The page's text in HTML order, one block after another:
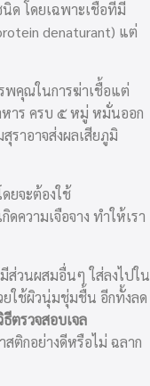
ด โดยเฉพาะเชื้อที่มี
denaturant) แต่
พคุณในการฆ่าเชื้อแต่
หาร ครบ ๕ หมู่ หมั่นออก
ราอาจส่งผลเสียภูมิ
ยจะต้องใช้
ความเจือจาง ทำให้เรา
ส่วนผสมอื่นๆ ใส่ลงไปใน
ยใช้ผิวนุ่มชุ่มชื้น อีกทั้งลด
ธีตรวจสอบเจล
ติกอย่างดีหรือไม่ ฉลาก